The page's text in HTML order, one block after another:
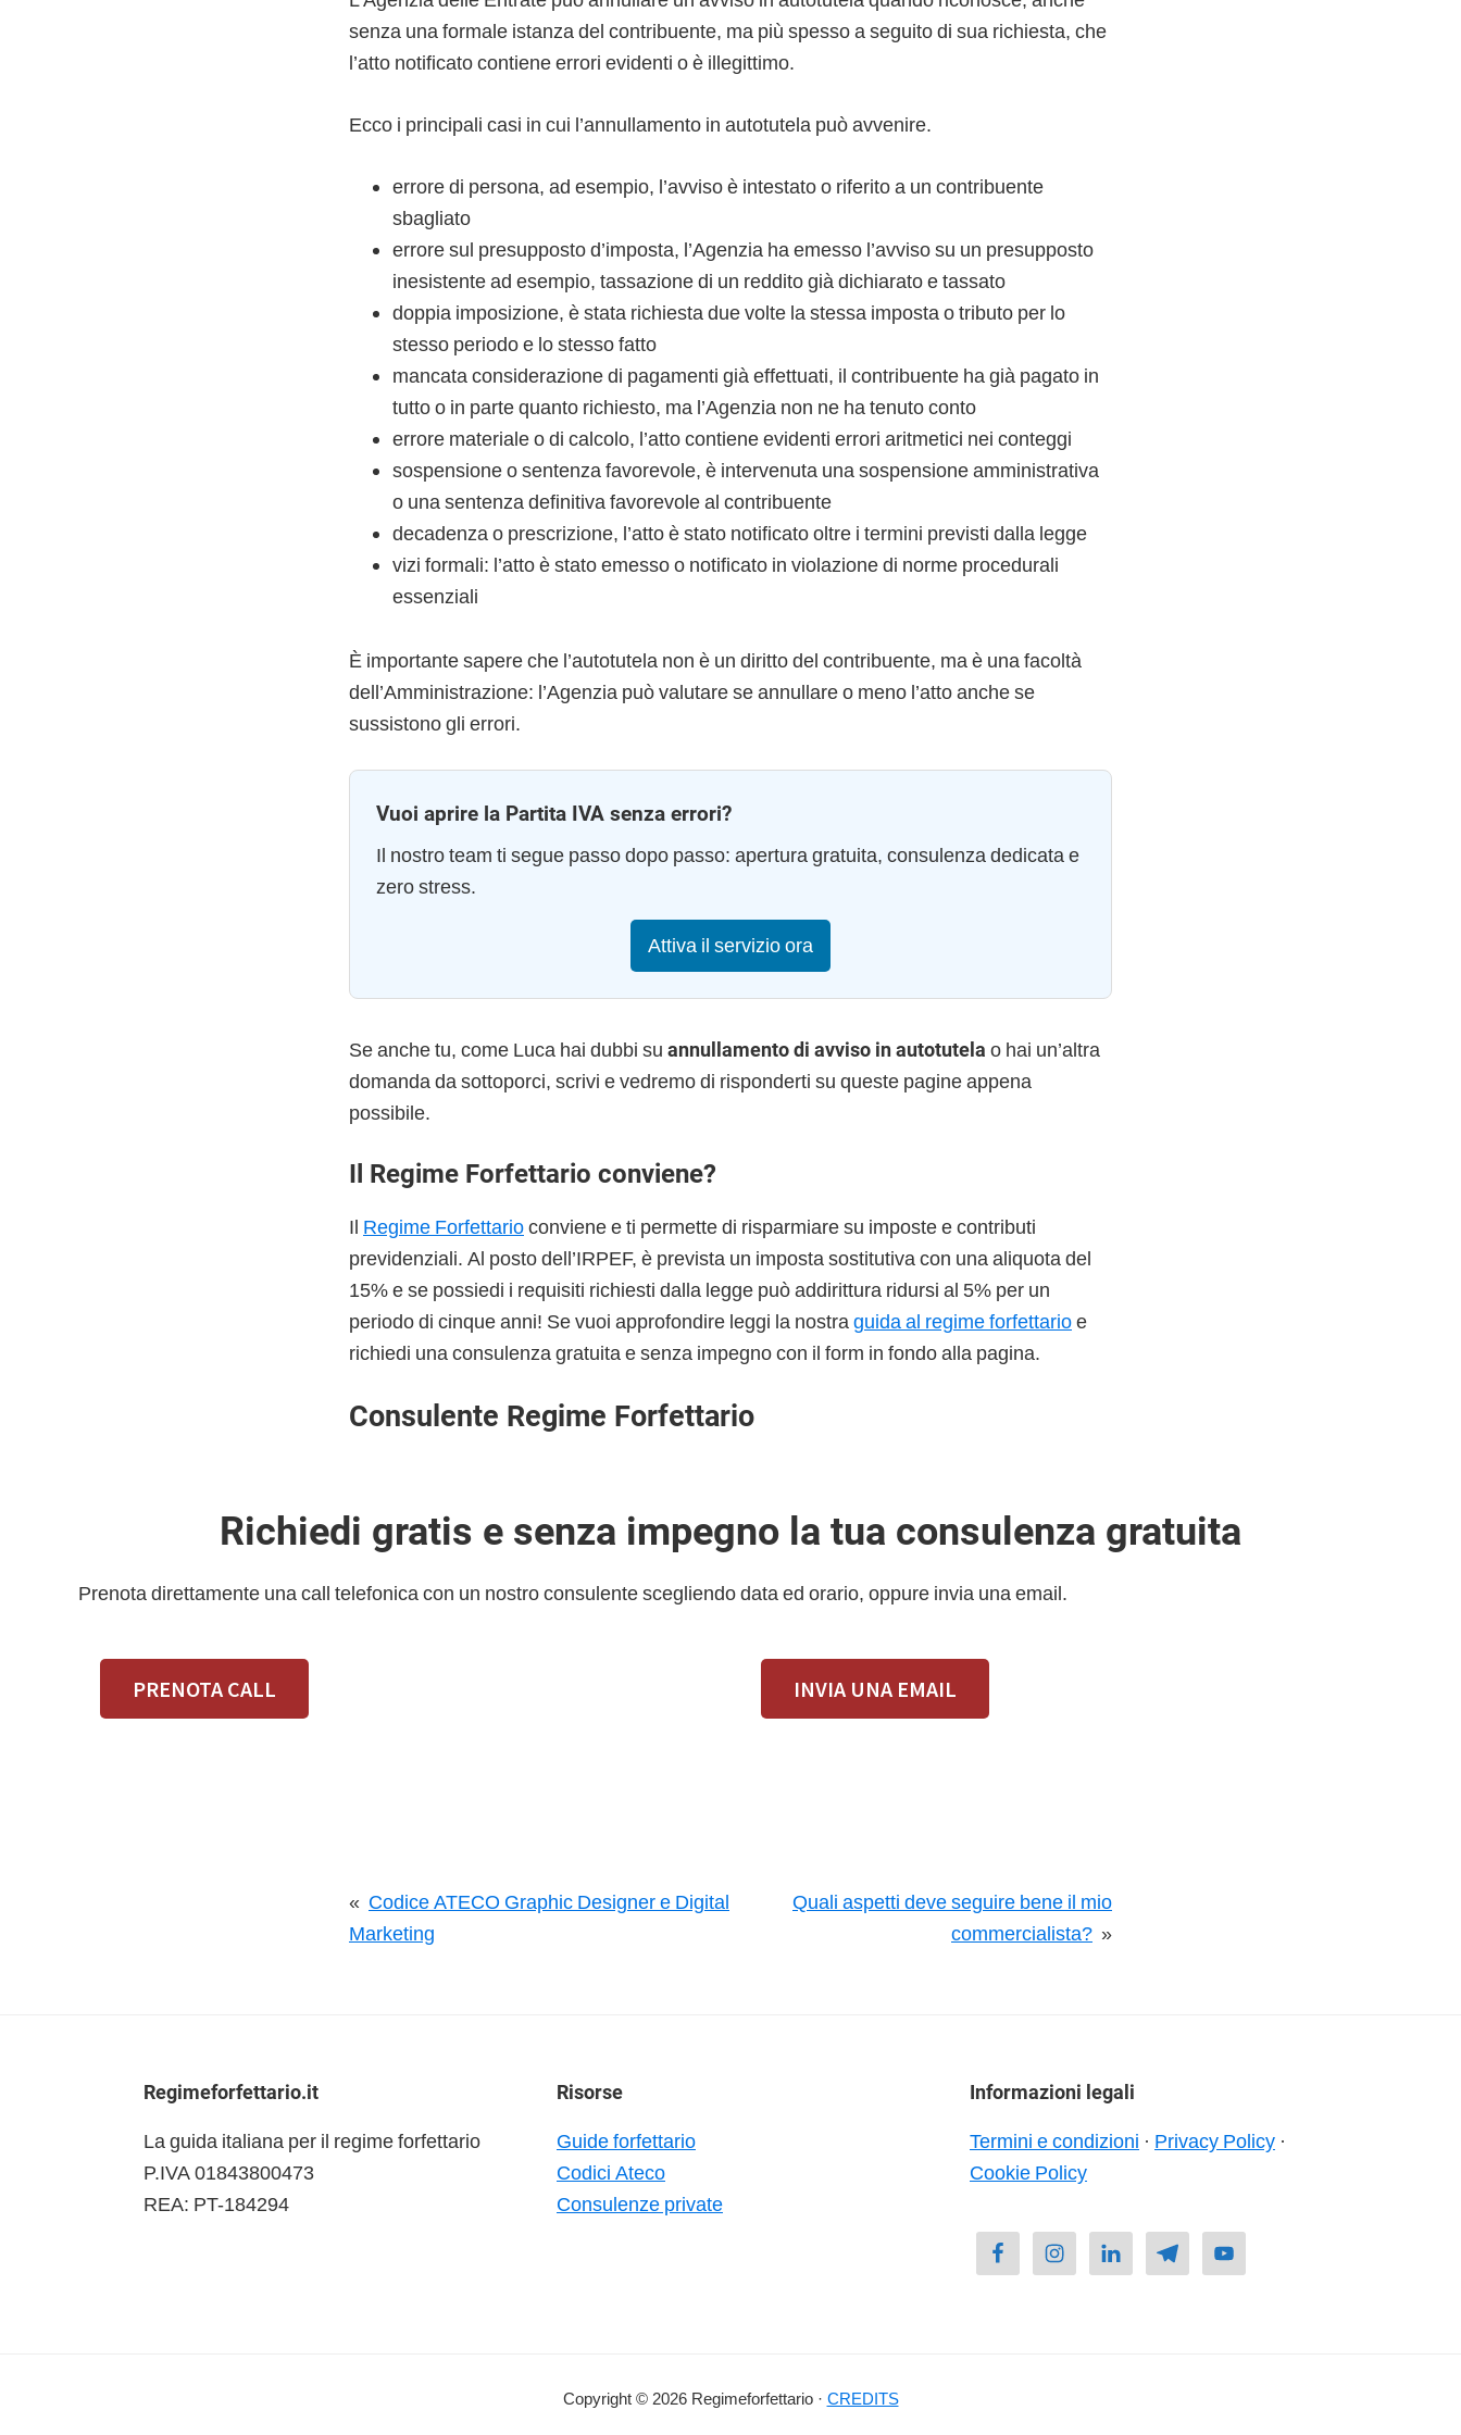
senza una formale istanza del contribuente, ma più spesso a seguito di sua richiesta, che
l’atto notificato contiene errori evidenti o è illegittimo.
Ecco i principali casi in cui l’annullamento in autotutela può avvenire.
errore di persona, ad esempio, l’avviso è intestato o riferito a un contribuente
sbagliato
errore sul presupposto d’imposta, l’Agenzia ha emesso l’avviso su un presupposto
inesistente ad esempio, tassazione di un reddito già dichiarato e tassato
doppia imposizione, è stata richiesta due volte la stessa imposta o tributo per lo
stesso periodo e lo stesso fatto
mancata considerazione di pagamenti già effettuati, il contribuente ha già pagato in
tutto o in parte quanto richiesto, ma l’Agenzia non ne ha tenuto conto
errore materiale o di calcolo, l’atto contiene evidenti errori aritmetici nei conteggi
sospensione o sentenza favorevole, è intervenuta una sospensione amministrativa
o una sentenza definitiva favorevole al contribuente
decadenza o prescrizione, l’atto è stato notificato oltre i termini previsti dalla legge
vizi formali: l’atto è stato emesso o notificato in violazione di norme procedurali
essenziali
È importante sapere che l’autotutela non è un diritto del contribuente, ma è una facoltà
dell’Amministrazione: l’Agenzia può valutare se annullare o meno l’atto anche se
sussistono gli errori.
Vuoi aprire la Partita IVA senza errori?
Il nostro team ti segue passo dopo passo: apertura gratuita, consulenza dedicata e
zero stress.
Attiva il servizio ora
Se anche tu, come Luca hai dubbi su annullamento di avviso in autotutela o hai un’altra
domanda da sottoporci, scrivi e vedremo di risponderti su queste pagine appena
possibile.
Il Regime Forfettario conviene?
Il Regime Forfettarioconviene e ti permette di risparmiare su imposte e contributi
previdenziali. Al posto dell’IRPEF, è prevista un imposta sostitutiva con una aliquota del
15% e se possiedi i requisiti richiesti dalla legge può addirittura ridursi al 5% per un
periodo di cinque anni! Se vuoi approfondire leggi la nostra guida al regime forfettarioe
richiedi una consulenza gratuita e senza impegno con il form in fondo alla pagina.
Consulente Regime Forfettario
Richiedi gratis e senza impegno la tua consulenza gratuita
Prenota direttamente una call telefonica con un nostro consulente scegliendo data ed orario, oppure invia una email.
PRENOTA CALL INVIA UNA EMAIL
« Codice ATECO Graphic Designer e Digital
Marketing
Quali aspetti deve seguire bene il mio
commercialista? »
Regimeforfettario.it
La guida italiana per il regime forfettario
P.IVA 01843800473
REA: PT-184294
Risorse
Guide forfettario
Codici Ateco
Consulenze private
Informazioni legali
Termini e condizioni · Privacy Policy ·
Cookie Policy
Copyright © 2026 Regimeforfettario · CREDITS